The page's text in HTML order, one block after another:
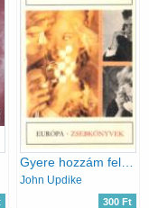
Gyere hozzám feleségül
John Updike
300 Ft